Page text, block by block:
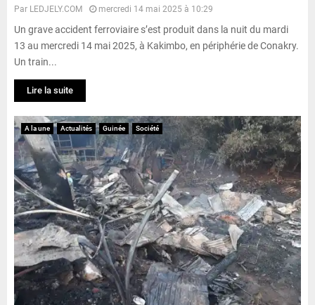
Par LEDJELY.COM mercredi 14 mai 2025 à 10:29
Un grave accident ferroviaire s’est produit dans la nuit du mardi
13 au mercredi 14 mai 2025, à Kakimbo, en périphérie de Conakry.
Un train...
Lire la suite
A la une Actualités Guinée Société